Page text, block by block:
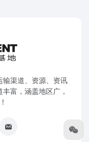
渠道、资源、资讯
富，涵盖地区广，